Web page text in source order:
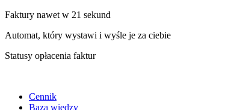
Faktury nawet w 21 sekund
Automat, który wystawi i wyśle je za ciebie
Statusy opłacenia faktur
Cennik
Baza wiedzy